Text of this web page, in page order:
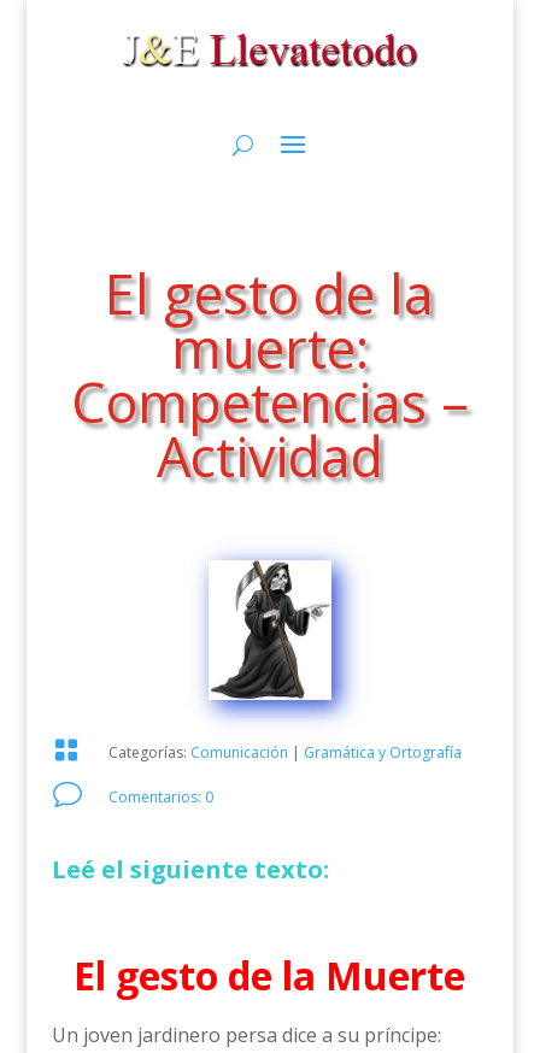
El gesto de la
muerte:
Competencias –
Actividad
 Categorías: Comunicación | Gramática y Ortografía
v Comentarios: 0
Leé el siguiente texto:
El gesto de la Muerte
Un joven jardinero persa dice a su príncipe: